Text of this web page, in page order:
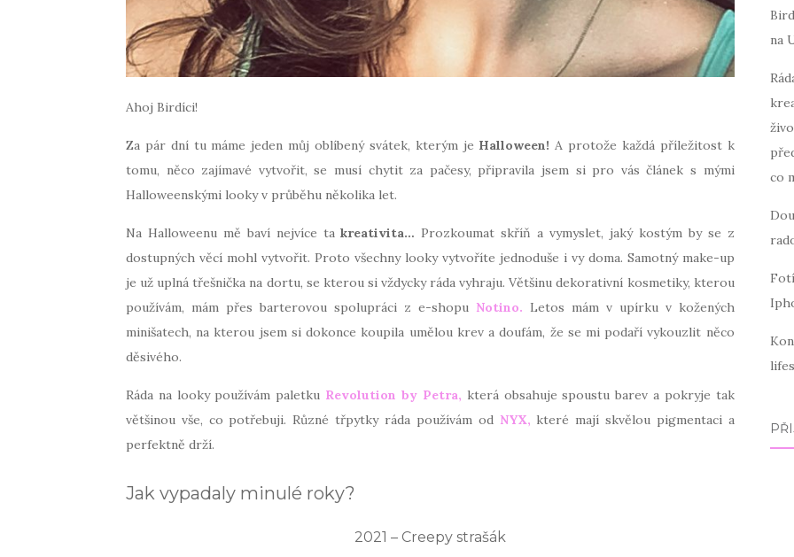
Ahoj Birdíci!
Za pár dní tu máme jeden můj oblíbený svátek, kterým je Halloween! A protože každá příležitost k
tomu, něco zajímavé vytvořit, se musí chytit za pačesy, připravila jsem si pro vás článek s mými
Halloweenskými looky v průběhu několika let.
Na Halloweenu mě baví nejvíce takreativita… Prozkoumat skříň a vymyslet, jaký kostým by se z
dostupných věcí mohl vytvořit. Proto všechny looky vytvoříte jednoduše i vy doma. Samotný make-up
je už uplná třešnička na dortu, se kterou si vždycky ráda vyhraju. Většinu dekorativní kosmetiky, kterou
používám, mám přes barterovou spolupráci z e-shopu Notino. Letos mám v upírku v kožených
minišatech, na kterou jsem si dokonce koupila umělou krev a doufám, že se mi podaří vykouzlit něco
děsivého.
Ráda na looky používám paletku Revolution by Petra, která obsahuje spoustu barev a pokryje tak
většinou vše, co potřebuji. Různé třpytky ráda používám od NYX, které mají skvělou pigmentaci a
perfektně drží.
Jak vypadaly minulé roky?
2021 – Creepy strašák
na
co